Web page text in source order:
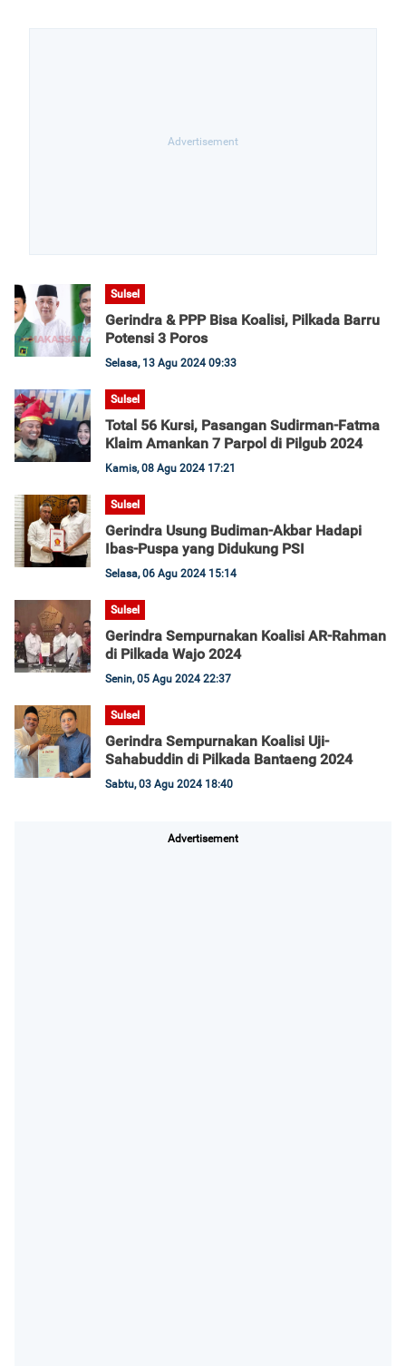
Sulsel
Gerindra & PPP Bisa Koalisi, Pilkada Barru
Potensi 3 Poros
Selasa, 13 Agu 2024 09:33
Sulsel
Total 56 Kursi, Pasangan Sudirman-Fatma
Klaim Amankan 7 Parpol di Pilgub 2024
Kamis, 08 Agu 2024 17:21
Sulsel
Gerindra Usung Budiman-Akbar Hadapi
Ibas-Puspa yang Didukung PSI
Selasa, 06 Agu 2024 15:14
Sulsel
Gerindra Sempurnakan Koalisi AR-Rahman
di Pilkada Wajo 2024
Senin, 05 Agu 2024 22:37
Sulsel
Gerindra Sempurnakan Koalisi Uji-
Sahabuddin di Pilkada Bantaeng 2024
Sabtu, 03 Agu 2024 18:40
Advertisement